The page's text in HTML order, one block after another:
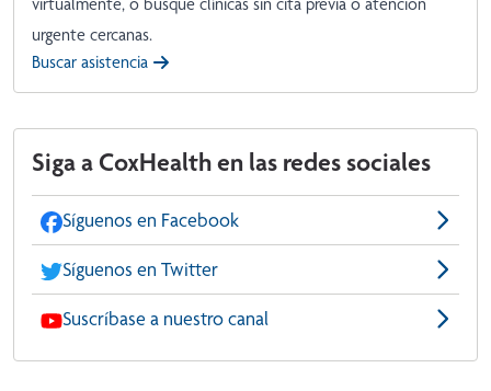
urgente cercanas.
Buscar asistencia
Siga a CoxHealth en las redes sociales
Síguenos en Facebook
Síguenos en Twitter
Suscríbase a nuestro canal